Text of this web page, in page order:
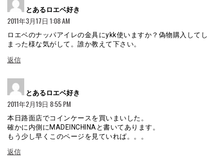
とあるロエベ好き
2011年3月17日 1:08 AM
ロエベのナッパアイレの金具にykk使いますか？偽物購入してし
まった様な気がして。誰か教えて下さい。
返信
とあるロエベ好き
2011年2月19日 8:55 PM
本日路面店でコインケースを買いまいした。
確かに内側にMADEINCHINAと書いてあります。
もう少し早くこのページを見ていれば。。。
返信